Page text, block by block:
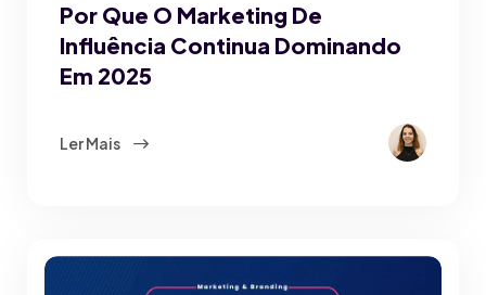
Por Que O Marketing De
Influência Continua Dominando
Em 2025
Ler Mais